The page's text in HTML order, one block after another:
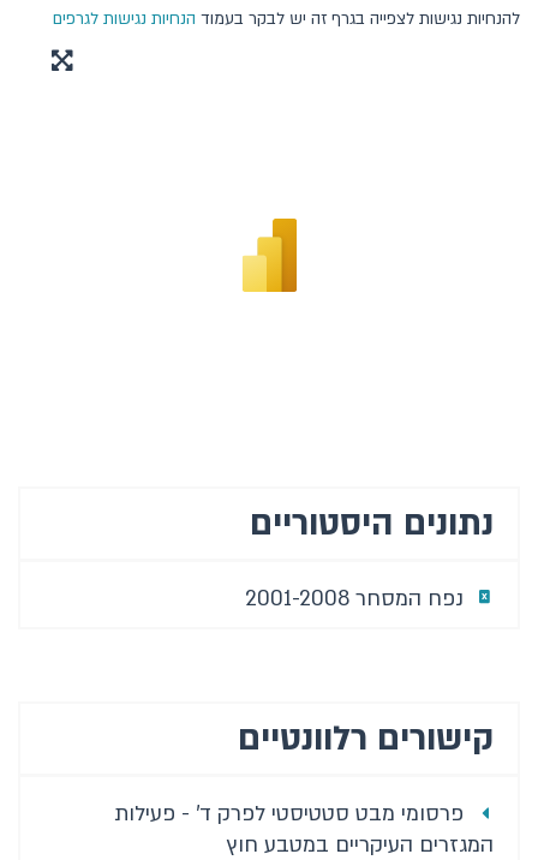
פעילות ריאלית
מידע נוסף
המבט הסטטיסטי
להנחיות נגישות לצפייה בגרף זה יש לבקר בעמוד הנחיות נגישות לגרפים
נתונים היסטוריים
נפח המסחר 2001-2008
קישורים רלוונטיים
פרסומי מבט סטטיסטי לפרק ד' - פעילות
המגזרים העיקריים במטבע חוץ